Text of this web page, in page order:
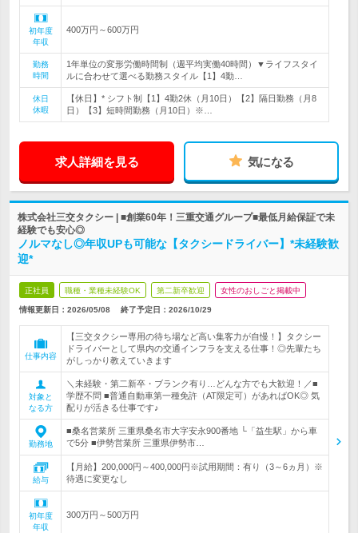
初年度
年収
400万円～600万円
勤務
時間
1年単位の変形労働時間制（週平均実働40時間）▼ライフスタイ
ルに合わせて選べる勤務スタイル【1】4勤…
休日
休暇
【休日】* シフト制【1】4勤2休（月10日）【2】隔日勤務（月8
日）【3】短時間勤務（月10日）※…
求人詳細を見る 気になる
株式会社三交タクシー | ■創業60年！三重交通グループ■最低月給保証で未
経験でも安心◎
ノルマなし◎年収UPも可能な【タクシードライバー】*未経験歓
迎*
正社員 職種・業種未経験OK 第二新卒歓迎 女性のおしごと掲載中
情報更新日：2026/05/08 終了予定日： 2026/10/29
仕事内容
【三交タクシー専用の待ち場など高い集客力が自慢！】タクシー
ドライバーとして県内の交通インフラを支える仕事！◎先輩たち
がしっかり教えていきます
対象と
なる方
＼未経験・第二新卒・ブランク有り…どんな方でも大歓迎！／■
学歴不問 ■普通自動車第一種免許（AT限定可）があればOK◎ 気
配りが活きる仕事です♪
勤務地
■桑名営業所 三重県桑名市大字安永900番地 └「益生駅」から車
で5分 ■伊勢営業所 三重県伊勢市…
給与
【月給】200,000円～400,000円※試用期間：有り（3～6ヵ月）※
待遇に変更なし
初年度
年収
300万円～500万円